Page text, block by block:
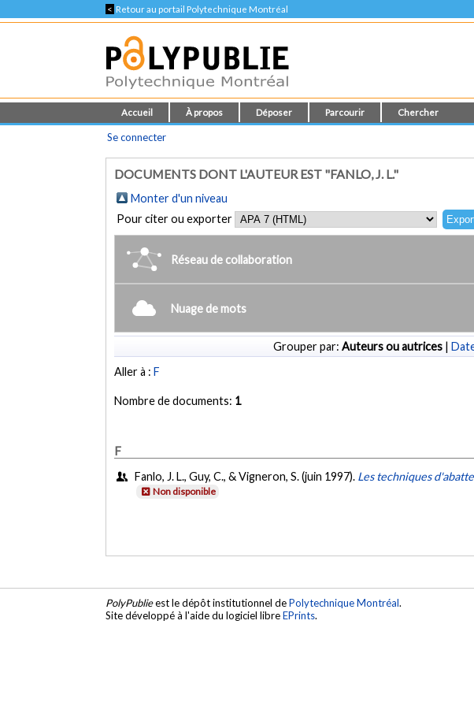
< Retour au portail Polytechnique Montréal
Accueil À propos Déposer Parcourir Chercher
Se connecter
DOCUMENTS DONT L'AUTEUR EST "FANLO, J. L."
Monter d'un niveau
Pour citer ou exporter
Réseau de collaboration
Nuage de mots
Grouper par: Auteurs ou autrices |
Aller à :F
Nombre de documents: 1
F
Fanlo, J. L., Guy, C., & Vigneron, S. (juin 1997). Les techniques
Non disponible
PolyPublieest le dépôt institutionnel dePolytechnique Montréal.
Site développé à l'aide du logiciel libreEPrints.